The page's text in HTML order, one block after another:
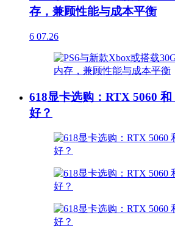
存，兼顾性能与成本平衡
6 07.26
618显卡选购：RTX 5060
好？